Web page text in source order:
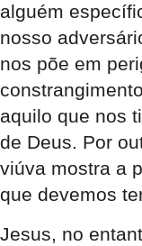
alguém
nosso
nos põe em
aquilo que nos
de Deus. Por
viúva mostra a
que devemos
Jesus, no